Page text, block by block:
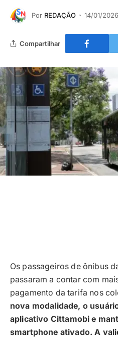
Por REDAÇÃO 14/01/2026
Compartilhar
Os passageiros de ônibus
passaram a contar com
pagamento da tarifa nos
nova modalidade, o
aplicativo Cittamobi e
smartphone ativado. A